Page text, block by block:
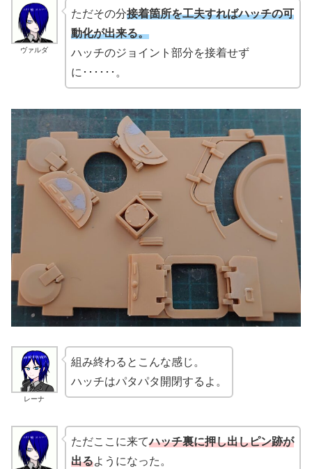
ヴァルダ
ただその分接着箇所を工夫すればハッチの可
動化が出来る。
ハッチのジョイント部分を接着せず
に･･････。
レーナ
組み終わるとこんな感じ。
ハッチはパタパタ開閉するよ。
ただここに来てハッチ裏に押し出しピン跡が
出るようになった。